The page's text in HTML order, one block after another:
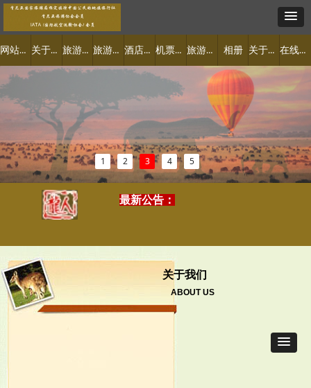
网站首页 关于肯尼亚 旅游景点 旅游线路 酒店预定 机票签证 旅游攻略 相册 关于我们 在线预订
1 2 3 4 5
最新公告：
关于我们
ABOUT US